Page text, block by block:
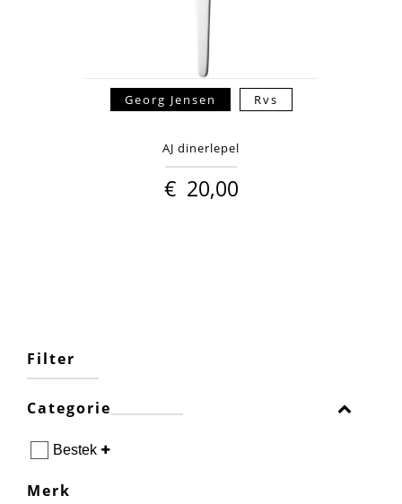
Filter
Categorie
Bestek
Merk
Georg Jensen Rvs
AJ dinerlepel
€ 20,00